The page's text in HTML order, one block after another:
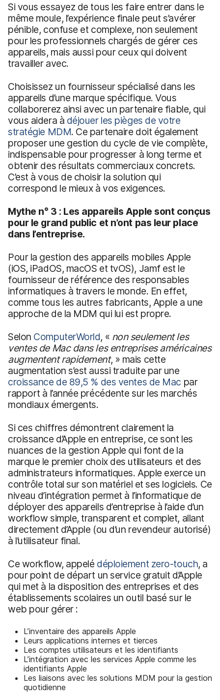
Si vous essayez de tous les faire entrer dans le
même moule, l’expérience finale peut s’avérer
pénible, confuse et complexe, non seulement
pour les professionnels chargés de gérer ces
appareils, mais aussi pour ceux qui doivent
travailler avec.
Choisissez un fournisseur spécialisé dans les
appareils d’une marque spécifique. Vous
collaborerez ainsi avec un partenaire fiable, qui
vous aidera à déjouer les pièges de votre
stratégie MDM. Ce partenaire doit également
proposer une gestion du cycle de vie complète,
indispensable pour progresser à long terme et
obtenir des résultats commerciaux concrets.
C’est à vous de choisir la solution qui
correspond le mieux à vos exigences.
Mythe n° 3 : Les appareils Apple sont conçus
pour le grand public et n’ont pas leur place
dans l’entreprise.
Pour la gestion des appareils mobiles Apple
(iOS, iPadOS, macOS et tvOS), Jamf est le
fournisseur de référence des responsables
informatiques à travers le monde. En effet,
comme tous les autres fabricants, Apple a une
approche de la MDM qui lui est propre.
Selon ComputerWorld, « non seulement les
ventes de Mac dans les entreprises américaines
augmentent rapidement, » mais cette
augmentation s’est aussi traduite par une
croissance de 89,5 % des ventes de Mac par
rapport à l’année précédente sur les marchés
mondiaux émergents.
Si ces chiffres démontrent clairement la
croissance d’Apple en entreprise, ce sont les
nuances de la gestion Apple qui font de la
marque le premier choix des utilisateurs et des
administrateurs informatiques. Apple exerce un
contrôle total sur son matériel et ses logiciels. Ce
niveau d’intégration permet à l’informatique de
déployer des appareils d’entreprise à l’aide d’un
workflow simple, transparent et complet, allant
directement d’Apple (ou d’un revendeur autorisé)
à l’utilisateur final.
Ce workflow, appelé déploiement zero-touch, a
pour point de départ un service gratuit d’Apple
qui met à la disposition des entreprises et des
établissements scolaires un outil basé sur le
web pour gérer :
L’inventaire des appareils Apple
Leurs applications internes et tierces
Les comptes utilisateurs et les identifiants
L’intégration avec les services Apple comme les
identifiants Apple
Les liaisons avec les solutions MDM pour la gestion
quotidienne